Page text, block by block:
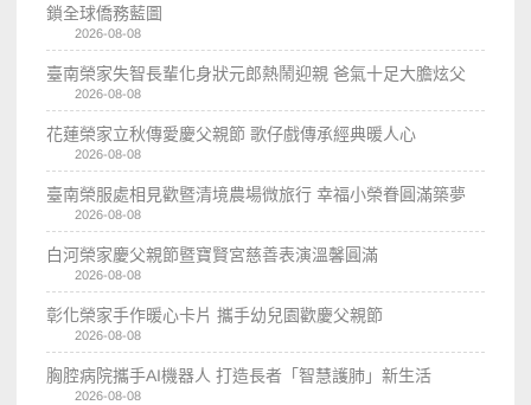
鎖全球僑務藍圖
2026-08-08
臺南榮家失智長輩化身狀元郎熱鬧迎親 爸氣十足大膽炫父
2026-08-08
花蓮榮家立秋傳愛慶父親節 歌仔戲傳承經典暖人心
2026-08-08
臺南榮服處相見歡暨清境農場微旅行 幸福小榮眷圓滿築夢
2026-08-08
白河榮家慶父親節暨寶賢宮慈善表演溫馨圓滿
2026-08-08
彰化榮家手作暖心卡片 攜手幼兒園歡慶父親節
2026-08-08
胸腔病院攜手AI機器人 打造長者「智慧護肺」新生活
2026-08-08